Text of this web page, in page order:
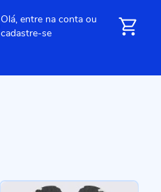
Olá, entre na conta ou
cadastre-se